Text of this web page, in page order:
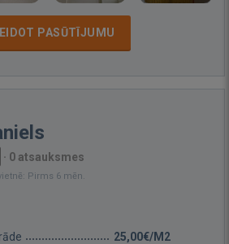
PASŪTĪJUMU
· 0 atsauksmes
Pirms 6 mēn.
25,00€/M2